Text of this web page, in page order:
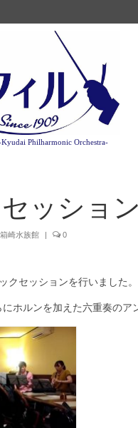
Philharmonic Orchestra-
ッショ
箱崎水族館 | 0
クセッションを行いました。
ホルンを加えた六重奏のア